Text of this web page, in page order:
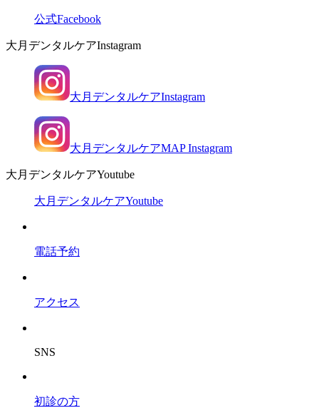
公式Facebook
大月デンタルケアInstagram
大月デンタルケアInstagram
大月デンタルケアMAP Instagram
大月デンタルケアYoutube
大月デンタルケアYoutube
電話予約
アクセス
SNS
初診の方